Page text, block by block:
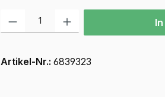
Produkt Anzahl: Gib den gewünschten
Artikel-Nr.: 6839323